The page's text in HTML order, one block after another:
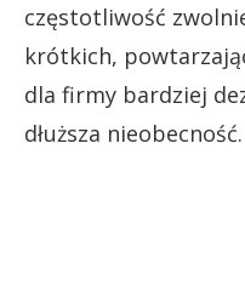
częstotliwość
krótkich,
dla firmy bardziej
dłuższa nieobecność.